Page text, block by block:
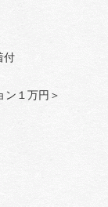
付
１万円＞